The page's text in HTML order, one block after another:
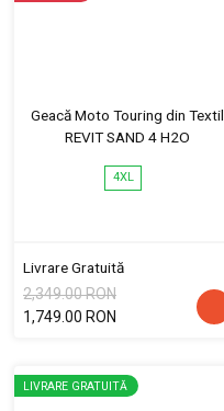
Geacă Moto Touring din Textil
REVIT SAND 4 H2O
4XL
Livrare Gratuită
2,349.00 RON
1,749.00 RON
LIVRARE GRATUITĂ